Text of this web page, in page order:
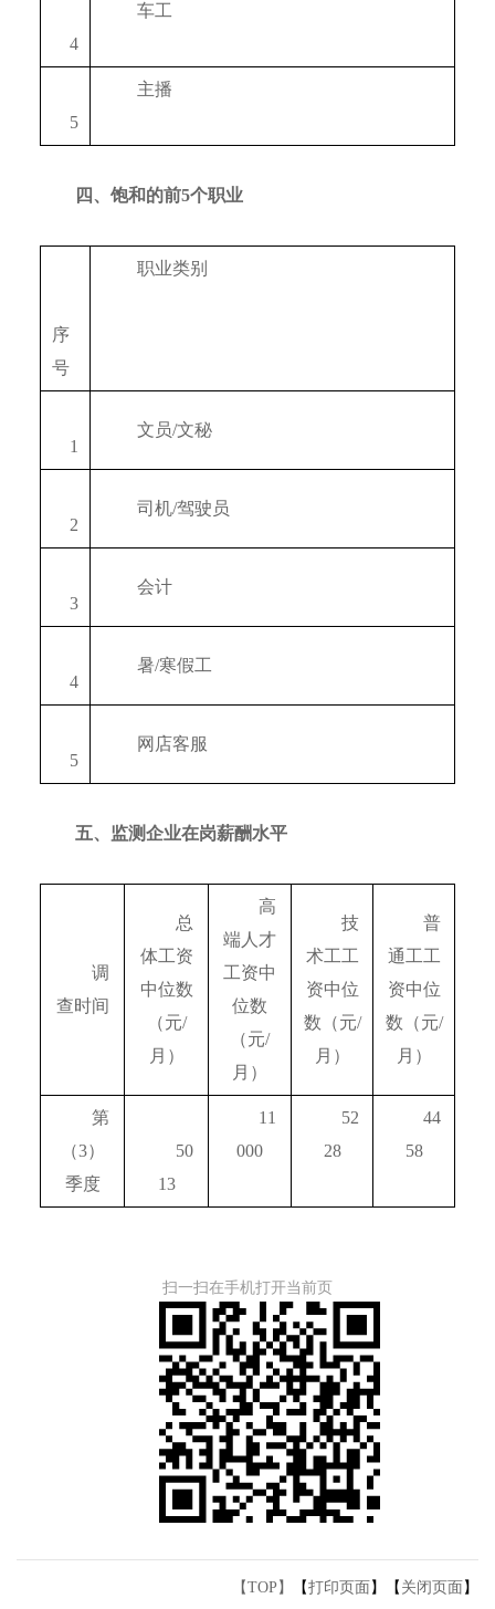
4
车工
5
主播
四、饱和的前5个职业
序
号
职业类别
1
文员/文秘
2
司机/驾驶员
3
会计
4
暑/寒假工
5
网店客服
五、监测企业在岗薪酬水平
调
查时间
总
体工资
中位数
（元/
月）
高
端人才
工资中
位数
（元/
月）
技
术工工
资中位
数（元/
月）
普
通工工
资中位
数（元/
月）
第
（3）
季度
50
13
11
000
52
28
44
58
扫一扫在手机打开当前页
【TOP】 【打印页面 】【 关闭页面 】